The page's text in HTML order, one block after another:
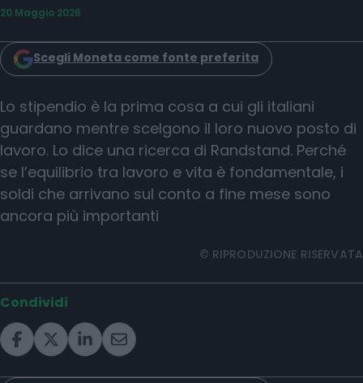
20 Maggio 2026
Scegli Moneta come fonte preferita
Lo stipendio è la prima cosa a cui gli italiani
guardano mentre scelgono il loro nuovo posto di
lavoro. Lo dice una ricerca di Randstand. Perché
se l’equilibrio tra lavoro e vita è fondamentale, i
soldi che arrivano sul conto a fine mese sono
ancora più importanti
© RIPRODUZIONE RISERVATA
Condividi